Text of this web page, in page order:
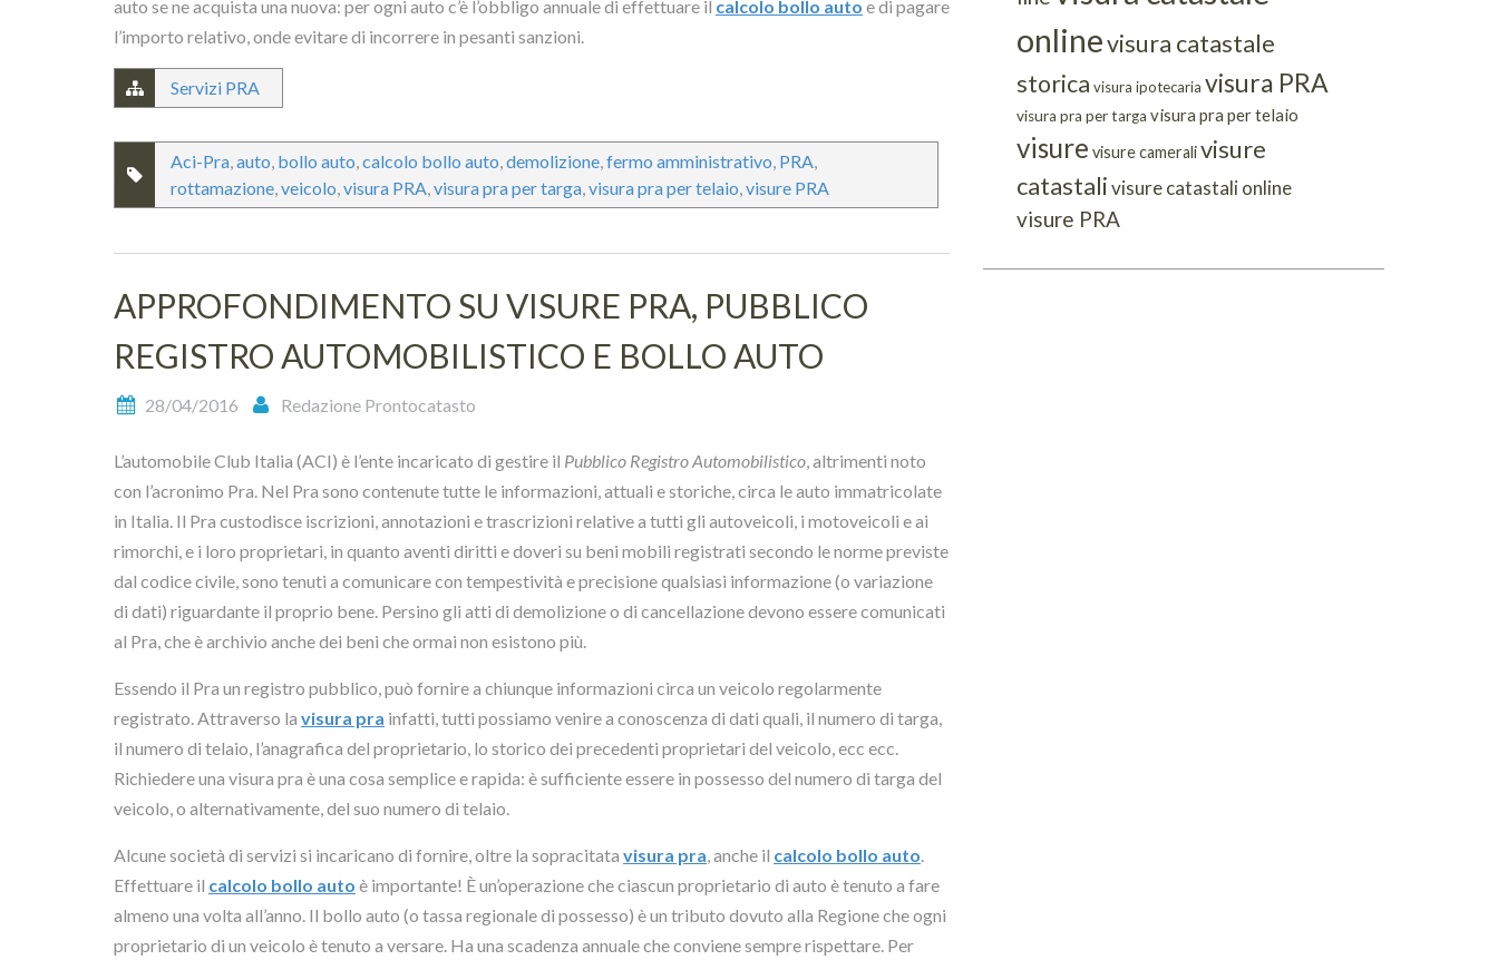
auto se ne acquista una nuova: per ogni auto c’è l’obbligo annuale di effettuare il calcolo bollo auto e di pagare
l’importo relativo, onde evitare di incorrere in pesanti sanzioni.
Servizi PRA
Aci-Pra,auto, bollo auto,calcolo bollo auto,demolizione,fermo amministrativo, PRA,
rottamazione,veicolo,visura PRA,visura pra per targa,visura pra per telaio,visure PRA
APPROFONDIMENTO SU VISURE PRA, PUBBLICO
REGISTRO AUTOMOBILISTICO E BOLLO AUTO
28/04/2016 Redazione Prontocatasto
L’automobile Club Italia (ACI) è l’ente incaricato di gestire il Pubblico Registro Automobilistico, altrimenti noto
con l’acronimo Pra. Nel Pra sono contenute tutte le informazioni, attuali e storiche, circa le auto immatricolate
in Italia. Il Pra custodisce iscrizioni, annotazioni e trascrizioni relative a tutti gli autoveicoli, i motoveicoli e ai
rimorchi, e i loro proprietari, in quanto aventi diritti e doveri su beni mobili registrati secondo le norme previste
dal codice civile, sono tenuti a comunicare con tempestività e precisione qualsiasi informazione (o variazione
di dati) riguardante il proprio bene. Persino gli atti di demolizione o di cancellazione devono essere comunicati
al Pra, che è archivio anche dei beni che ormai non esistono più.
Essendo il Pra un registro pubblico, può fornire a chiunque informazioni circa un veicolo regolarmente
registrato. Attraverso la visura pra infatti, tutti possiamo venire a conoscenza di dati quali, il numero di targa,
il numero di telaio, l’anagrafica del proprietario, lo storico dei precedenti proprietari del veicolo, ecc ecc.
Richiedere una visura pra è una cosa semplice e rapida: è sufficiente essere in possesso del numero di targa del
veicolo, o alternativamente, del suo numero di telaio.
Alcune società di servizi si incaricano di fornire, oltre la sopracitata visura pra, anche il calcolo bollo auto.
Effettuare il calcolo bollo auto è importante! È un’operazione che ciascun proprietario di auto è tenuto a fare
almeno una volta all’anno. Il bollo auto (o tassa regionale di possesso) è un tributo dovuto alla Regione che ogni
proprietario di un veicolo è tenuto a versare. Ha una scadenza annuale che conviene sempre rispettare. Per
onlinevisura catastale
storica visura ipotecaria visura PRA
visura pra per targa visura pra per telaio
visure visure cameralivisure
catastalivisure catastali online
visure PRA